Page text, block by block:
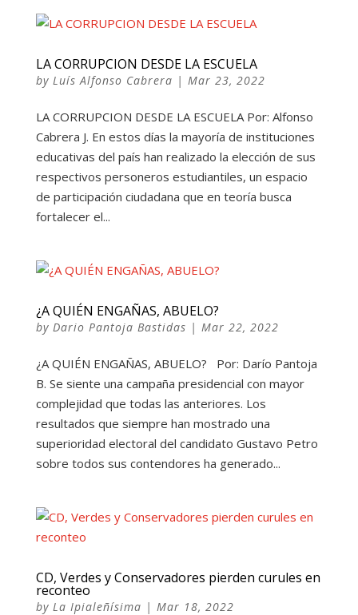
LA CORRUPCION DESDE LA ESCUELA
by Luís Alfonso Cabrera | Mar 23, 2022
LA CORRUPCION DESDE LA ESCUELA Por: Alfonso
Cabrera J. En estos días la mayoría de instituciones
educativas del país han realizado la elección de sus
respectivos personeros estudiantiles, un espacio
de participación ciudadana que en teoría busca
fortalecer el...
¿A QUIÉN ENGAÑAS, ABUELO?
by Dario Pantoja Bastidas | Mar 22, 2022
¿A QUIÉN ENGAÑAS, ABUELO? Por: Darío Pantoja
B. Se siente una campaña presidencial con mayor
complejidad que todas las anteriores. Los
resultados que siempre han mostrado una
superioridad electoral del candidato Gustavo Petro
sobre todos sus contendores ha generado...
CD, Verdes y Conservadores pierden curules en
reconteo
by La Ipialeñísima | Mar 18, 2022